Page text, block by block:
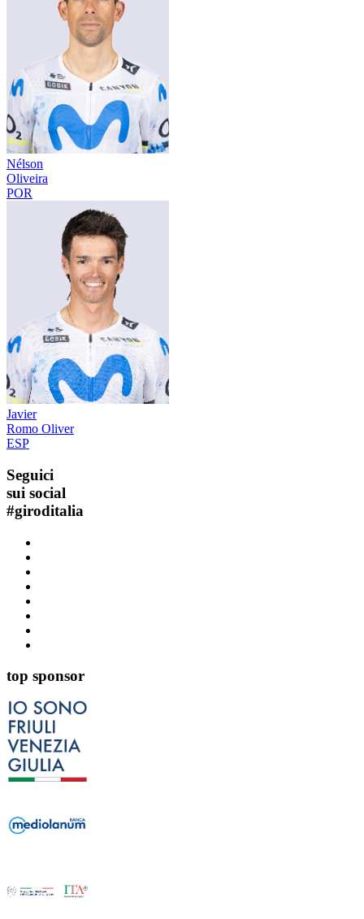
Nélson
Oliveira
POR
Javier
Romo Oliver
ESP
Seguici
sui social
#giroditalia
top sponsor